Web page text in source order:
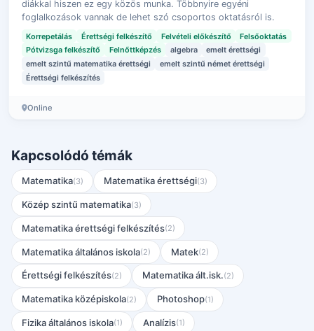
diákkal hiszen ez egy közös munka. Többnyire egyéni
foglalkozások vannak de lehet szó csoportos oktatásról is.
Korrepetálás Érettségi felkészítő Felvételi előkészítő
Felsőoktatás
Pótvizsga felkészítő
Felnőttképzés algebra
emelt érettségi
emelt szintű matematika érettségi
emelt szintű német érettségi
Érettségi felkészítés
Online
Kapcsolódó témák
Matematika(3) Matematika érettségi(3)
Közép szintű matematika(3)
Matematika érettségi felkészítés(2)
Matematika általános iskola(2) Matek(2)
Érettségi felkészítés(2) Matematika ált.isk.(2)
Matematika középiskola(2) Photoshop(1)
Fizika általános iskola(1) Analízis(1)